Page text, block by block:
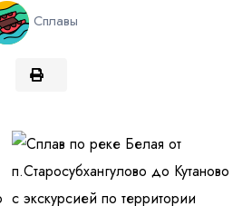
Сплавы
обработку персональных данных
компании в отношении
данных